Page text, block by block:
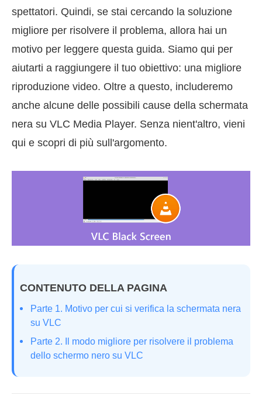
spettatori. Quindi, se stai cercando la soluzione
migliore per risolvere il problema, allora hai un
motivo per leggere questa guida. Siamo qui per
aiutarti a raggiungere il tuo obiettivo: una migliore
riproduzione video. Oltre a questo, includeremo
anche alcune delle possibili cause della schermata
nera su VLC Media Player. Senza nient'altro, vieni
qui e scopri di più sull'argomento.
CONTENUTO DELLA PAGINA
Parte 1. Motivo per cui si verifica la schermata nera
su VLC
Parte 2. Il modo migliore per risolvere il problema
dello schermo nero su VLC